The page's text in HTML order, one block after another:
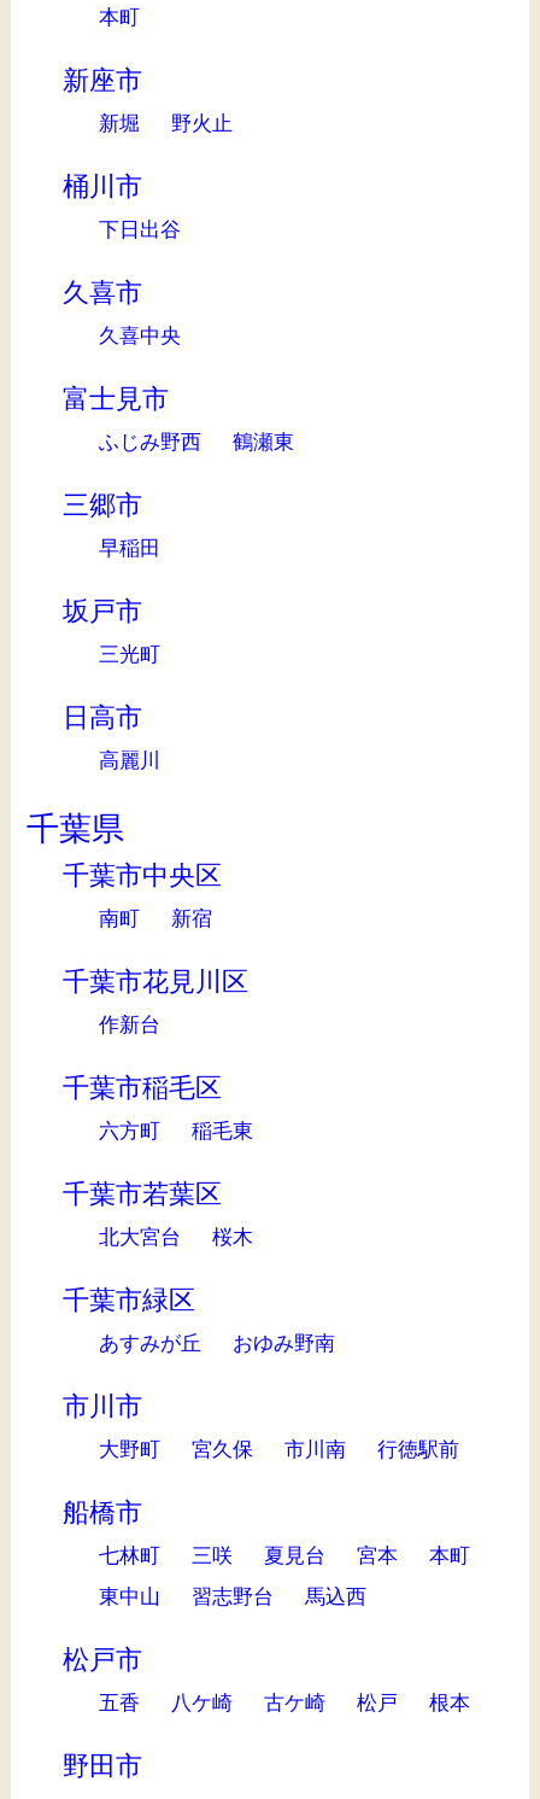
本町
新座市
新堀 野火止
桶川市
下日出谷
久喜市
久喜中央
富士見市
ふじみ野西 鶴瀬東
三郷市
早稲田
坂戸市
三光町
日高市
高麗川
千葉県
千葉市中央区
南町 新宿
千葉市花見川区
作新台
千葉市稲毛区
六方町 稲毛東
千葉市若葉区
北大宮台 桜木
千葉市緑区
あすみが丘 おゆみ野南
市川市
大野町 宮久保 市川南 行徳駅前
船橋市
七林町 三咲 夏見台 宮本
本町
東中山
習志野台 馬込西
松戸市
五香 八ケ崎 古ケ崎 松戸 根本
野田市